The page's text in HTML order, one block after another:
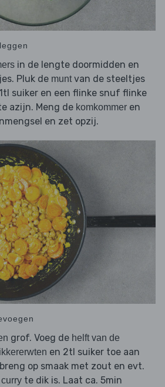
in de lengte doormidden en
Pluk de munt van de steeltjes
suiker en een flinke snuf flinke
azijn. Meng de komkommer en
en zet opzij.
grof. Voeg de helft van de
en 2tl suiker toe aan
op smaak met zout en evt.
curry te dik is. Laat ca. 5min